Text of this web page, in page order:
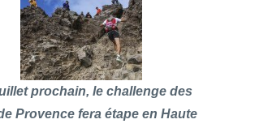
prochain, le challenge des
Provence fera étape en Haute